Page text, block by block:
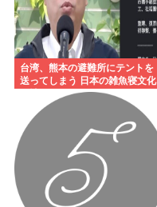
台湾、熊本の避難所にテントを
送ってしまう 日本の雑魚寝文化
を壊すな！